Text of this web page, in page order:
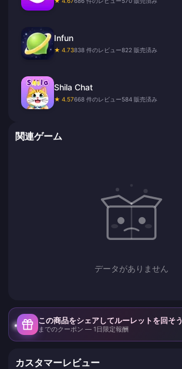
Infun
★ 4.73838 件のレビュー822 販売済み
Shila Chat
★ 4.57668 件のレビュー584 販売済み
関連ゲーム
データがありません
この商品をシェアしてルーレットを回そう
までのクーポン — 1日限定報酬
カスタマーレビュー